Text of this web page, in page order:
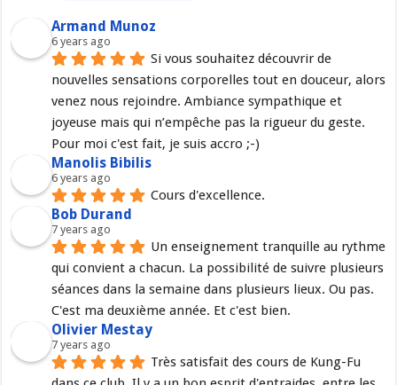
Armand Munoz
6 years ago
Si vous souhaitez découvrir de
nouvelles sensations corporelles tout en douceur, alors
venez nous rejoindre. Ambiance sympathique et
joyeuse mais qui n’empêche pas la rigueur du geste.
Pour moi c'est fait, je suis accro ;-)
Manolis Bibilis
6 years ago
Cours d'excellence.
Bob Durand
7 years ago
Un enseignement tranquille au rythme
qui convient a chacun. La possibilité de suivre plusieurs
séances dans la semaine dans plusieurs lieux. Ou pas.
C'est ma deuxième année. Et c'est bien.
Olivier Mestay
7 years ago
Très satisfait des cours de Kung-Fu